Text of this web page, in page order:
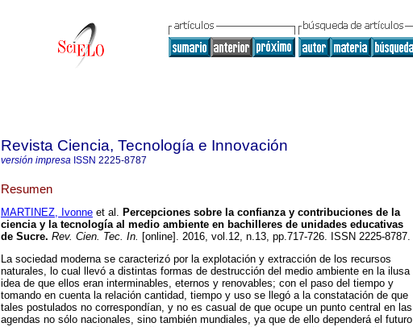
Revista Ciencia, Tecnología e Innovación
versión impresa ISSN 2225-8787
Resumen
MARTINEZ, Ivonne et al. Percepciones sobre la confianza y contribuciones de la
ciencia y la tecnología al medio ambiente en bachilleres de unidades educativas
de Sucre. Rev. Cien. Tec. In. [online]. 2016, vol.12, n.13, pp.717-726. ISSN 2225-8787.
La sociedad moderna se caracterizó por la explotación y extracción de los recursos
naturales, lo cual llevó a distintas formas de destrucción del medio ambiente en la ilusa
idea de que ellos eran interminables, eternos y renovables; con el paso del tiempo y
tomando en cuenta la relación cantidad, tiempo y uso se llegó a la constatación de que
tales postulados no correspondían, y no es casual de que ocupe un punto central en las
agendas no sólo nacionales, sino también mundiales, ya que de ello dependerá el futuro